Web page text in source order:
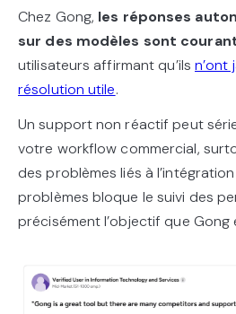
Chez Gong, les réponses
sur des modèles sont
utilisateurs affirmant qu’ilsn’ont
résolution utile.
Un support non réactif peut
votre workflow commercial,
des problèmes liés à
problèmes bloque le suivi des
précisément l’objectif que Gong